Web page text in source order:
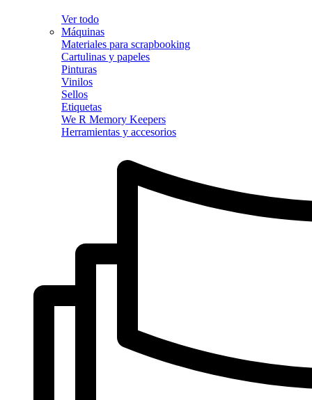
Ver todo
Máquinas
Materiales para scrapbooking
Cartulinas y papeles
Pinturas
Vinilos
Sellos
Etiquetas
We R Memory Keepers
Herramientas y accesorios